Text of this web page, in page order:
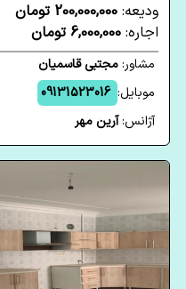
ودیعه: 200,000,000 تومان
اجاره: 6,000,000 تومان
مشاور:مجتبی قاسمیان
موبایل: 09131523016
آژانس:آرین مهر